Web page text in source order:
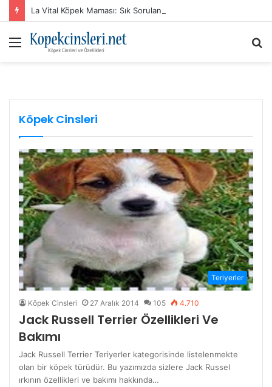
La Vital Köpek Maması: Sık Sorulan Sorular ve Cevaplar
Menü
Köpek Cinsleri
Teriyerler
Köpek Cinsleri 27 Aralık 2014 105 4.710
Jack Russell Terrier Özellikleri Ve
Bakımı
Jack Russell Terrier Teriyerler kategorisinde listelenmekte
olan bir köpek türüdür. Bu yazımızda sizlere Jack Russel
ırkının özellikleri ve bakımı hakkında…